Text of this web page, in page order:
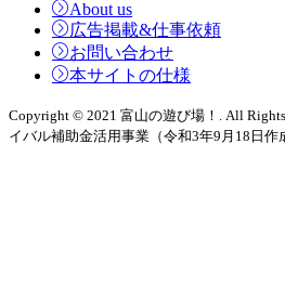
About us
広告掲載&仕事依頼
お問い合わせ
本サイトの仕様
Copyright © 2021 富山の遊び場！. All
イバル補助金活用事業（令和3年9月18日作